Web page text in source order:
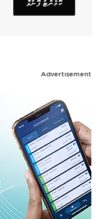
Advertisement